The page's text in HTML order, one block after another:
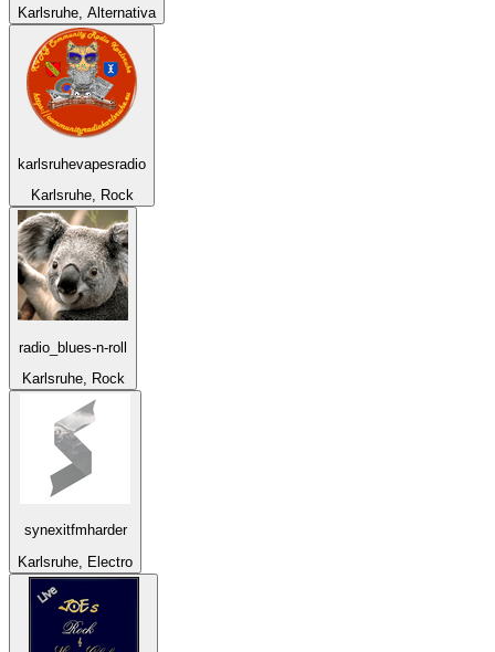
Karlsruhe, Alternativa
karlsruhevapesradio
Karlsruhe, Rock
radio_blues-n-roll
Karlsruhe, Rock
synexitfmharder
Karlsruhe, Electro